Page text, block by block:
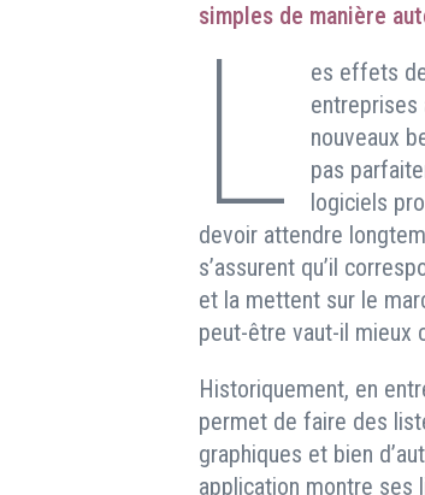
simples de manière
L
es effets
entreprises
nouveaux
pas
logiciels
devoir attendre
s’assurent qu’il
et la mettent sur le
peut-être vaut-il mieux
Historiquement, en
permet de faire des
graphiques et bien
application montre ses